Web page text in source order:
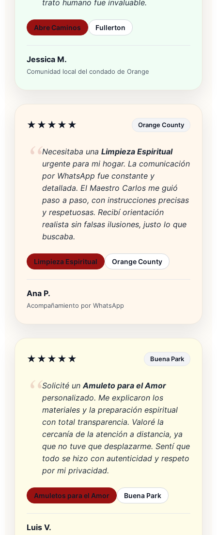
trato humano fue invaluable.
Abre Caminos Fullerton
Jessica M.
Comunidad local del condado de Orange
★★★★★ Orange County
Necesitaba una Limpieza Espiritual
urgente para mi hogar. La comunicación
por WhatsApp fue constante y
detallada. El Maestro Carlos me guió
paso a paso, con instrucciones precisas
y respetuosas. Recibí orientación
realista sin falsas ilusiones, justo lo que
buscaba.
Limpieza Espiritual Orange County
Ana P.
Acompañamiento por WhatsApp
★★★★★ Buena Park
Solicité unAmuleto para el Amor
personalizado. Me explicaron los
materiales y la preparación espiritual
con total transparencia. Valoré la
cercanía de la atención a distancia, ya
que no tuve que desplazarme. Sentí que
todo se hizo con autenticidad y respeto
por mi privacidad.
Amuletos para el Amor Buena Park
Luis V.